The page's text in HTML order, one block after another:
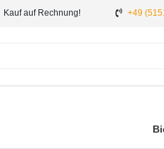
Kauf auf Rechnung! +49